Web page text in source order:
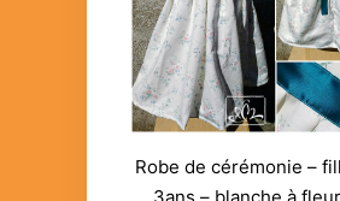
Robe de cérémonie –